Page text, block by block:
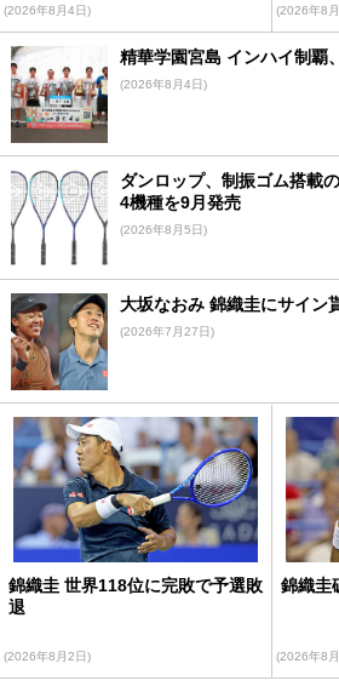
(2026年8月4日) (2026年8
精華学園宮島 インハイ制覇
(2026年8月4日)
ダンロップ、制振ゴム搭載
4機種を9月発売
(2026年8月5日)
大坂なおみ 錦織圭にサイン
(2026年7月27日)
錦織圭 世界118位に完敗で予選敗
退
(2026年8月2日)
錦織圭
(2026年8